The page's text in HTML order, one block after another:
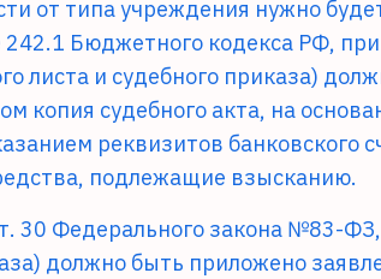
от типа учреждения нужно
242.1 Бюджетного кодекса РФ,
листа и судебного приказа)
копия судебного акта, на
реквизитов
подлежащие взысканию.
30 Федерального закона №83-
должно быть приложено